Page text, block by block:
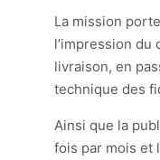
La mission
l’impression du
livraison, en
technique des
Ainsi que la
fois par mois et